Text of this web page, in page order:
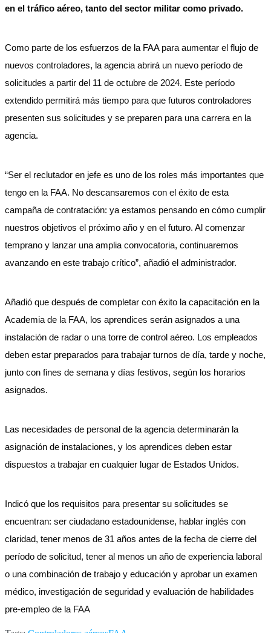
en el tráfico aéreo, tanto del sector militar como privado.
Como parte de los esfuerzos de la FAA para aumentar el flujo de
nuevos controladores, la agencia abrirá un nuevo período de
solicitudes a partir del 11 de octubre de 2024. Este período
extendido permitirá más tiempo para que futuros controladores
presenten sus solicitudes y se preparen para una carrera en la
agencia.
“Ser el reclutador en jefe es uno de los roles más importantes que
tengo en la FAA. No descansaremos con el éxito de esta
campaña de contratación: ya estamos pensando en cómo cumplir
nuestros objetivos el próximo año y en el futuro. Al comenzar
temprano y lanzar una amplia convocatoria, continuaremos
avanzando en este trabajo crítico”, añadió el administrador.
Añadió que después de completar con éxito la capacitación en la
Academia de la FAA, los aprendices serán asignados a una
instalación de radar o una torre de control aéreo. Los empleados
deben estar preparados para trabajar turnos de día, tarde y noche,
junto con fines de semana y días festivos, según los horarios
asignados.
Las necesidades de personal de la agencia determinarán la
asignación de instalaciones, y los aprendices deben estar
dispuestos a trabajar en cualquier lugar de Estados Unidos.
Indicó que los requisitos para presentar su solicitudes se
encuentran: ser ciudadano estadounidense, hablar inglés con
claridad, tener menos de 31 años antes de la fecha de cierre del
período de solicitud, tener al menos un año de experiencia laboral
o una combinación de trabajo y educación y aprobar un examen
médico, investigación de seguridad y evaluación de habilidades
pre-empleo de la FAA